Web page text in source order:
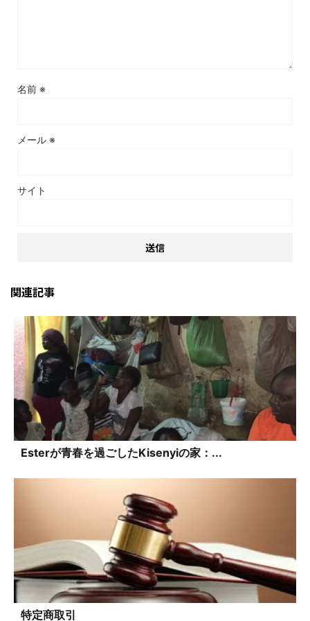
名前 ※
メール ※
サイト
関連記事
Esterが青春を過ごしたKisenyiの家：...
特定商取引